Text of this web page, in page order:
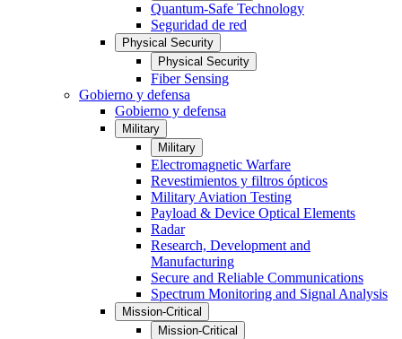
Quantum-Safe Technology
Seguridad de red
Physical Security
Physical Security
Fiber Sensing
Gobierno y defensa
Gobierno y defensa
Military
Military
Electromagnetic Warfare
Revestimientos y filtros ópticos
Military Aviation Testing
Payload & Device Optical Elements
Radar
Research, Development and
Manufacturing
Secure and Reliable Communications
Spectrum Monitoring and Signal Analysis
Mission-Critical
Mission-Critical